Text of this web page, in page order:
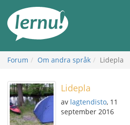
sidans
innehåll
Forum Om andra språk Lidepla
Lidepla
av lagtendisto, 11
september 2016